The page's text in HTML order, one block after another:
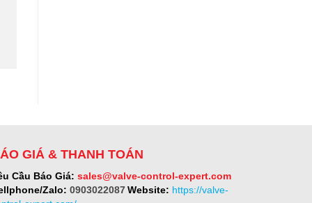
GIÁ & THANH TOÁN
Cầu Báo Giá: sales@valve-control-expert.com
Zalo: 0903022087 Website: https://valve-